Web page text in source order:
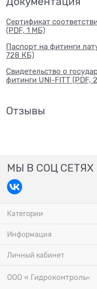
Сертификат
(PDF, 1 МБ)
Паспорт на фитинги
728 КБ)
Свидетельство о
фитинги UNI-FITT (PDF,
Отзывы
МЫ В СОЦ СЕТЯХ
Категории
Информация
Личный кабинет
ООО « Гидроконтроль»